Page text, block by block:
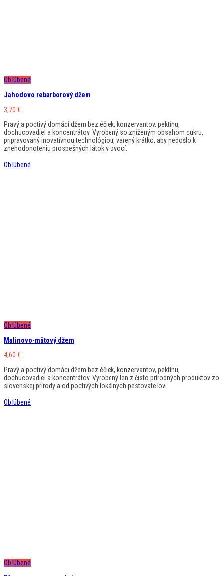
Obľúbené
Jahodovo rebarborový džem
3,70 €
Pravý a poctivý domáci džem bez éčiek, konzervantov, pektínu,
dochucovadiel a koncentrátov. Vyrobený so zníženým obsahom cukru,
pripravovaný inovatívnou technológiou, varený krátko, aby nedošlo k
znehodonoteniu prospešných látok v ovocí.
Obľúbené
Obľúbené
Malinovo-mätový džem
4,60 €
Pravý a poctivý domáci džem bez éčiek, konzervantov, pektínu,
dochucovadiel a koncentrátov. Vyrobený len z čisto prírodných produktov zo
slovenskej prírody a od poctivých lokálnych pestovateľov.
Obľúbené
Obľúbené